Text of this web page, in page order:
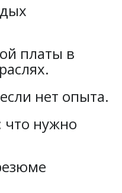
платы в
нет опыта.
что нужно